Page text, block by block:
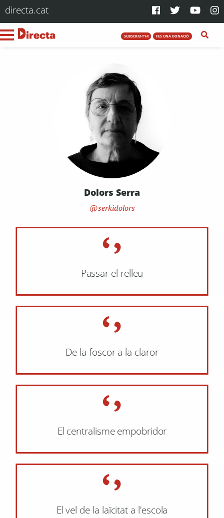
directa.cat
SUBSCRIU-T'HI FES UNA DONACIÓ
Dolors Serra
serkidolors
Passar el relleu
De la foscor a la claror
El centralisme empobridor
El vel de la laïcitat a l'escola